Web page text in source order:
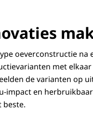
oeverconstructie
met
de varianten op
impact en
beste.